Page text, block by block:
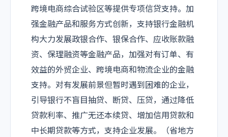
跨境电商综合试验区等提供专项信贷支持。加
强金融产品和服务方式创新，支持银行金融机
构大力发展政银合作、银保合作、应收账款融
资、保理融资等金融产品，加强对有订单、有
效益的外贸企业、跨境电商和物流企业的金融
支持。对有发展前景但暂时遇到困难的企业，
引导银行不盲目抽贷、断贷、压贷，通过降低
贷款利率、推广无还本续贷、增加信用贷款和
中长期贷款等方式，支持企业发展。（省地方